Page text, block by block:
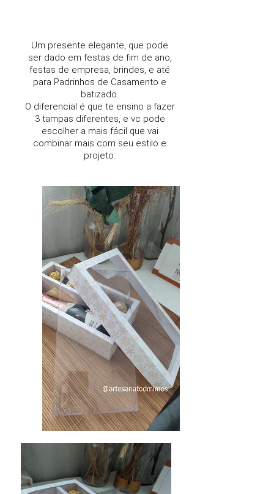
Um presente elegante, que pode
ser dado em festas de fim de ano,
festas de empresa, brindes, e até
para Padrinhos de Casamento e
batizado.
O diferencial é que te ensino a fazer
3 tampas diferentes, e vc pode
escolher a mais fácil que vai
combinar mais com seu estilo e
projeto.